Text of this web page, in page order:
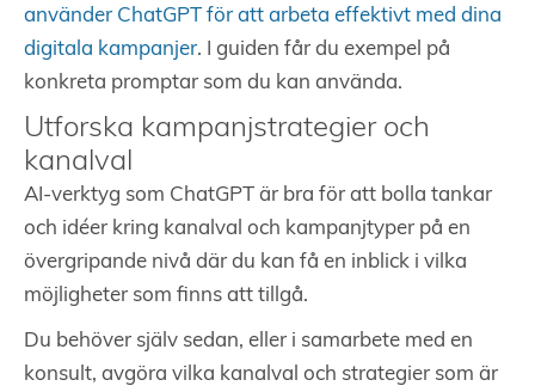
använder ChatGPT för att arbeta effektivt med dina
digitala kampanjer. I guiden får du exempel på
konkreta promptar som du kan använda.
Utforska kampanjstrategier och
kanalval
AI-verktyg som ChatGPT är bra för att bolla tankar
och idéer kring kanalval och kampanjtyper på en
övergripande nivå där du kan få en inblick i vilka
möjligheter som finns att tillgå.
Du behöver själv sedan, eller i samarbete med en
konsult, avgöra vilka kanalval och strategier som är